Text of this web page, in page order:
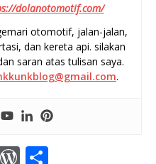
dolanotomotif.com/
otomotif, jalan-jalan,
dan kereta api. silakan
saran atas tulisan saya.
.
W